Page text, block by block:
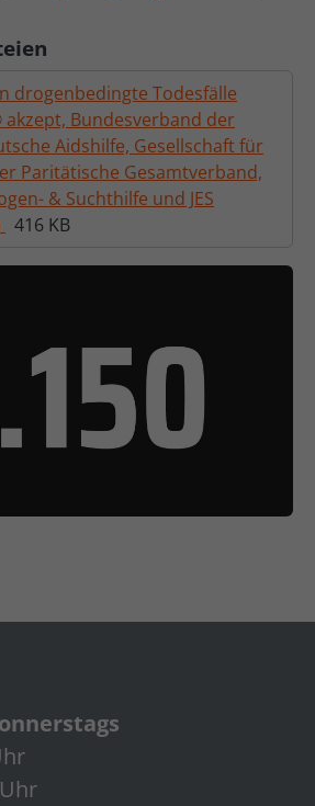
drogenbedingte Todesfälle
Bundesverband der
Aidshilfe, Gesellschaft für
Paritätische Gesamtverband,
& Suchthilfe und JES
416 KB